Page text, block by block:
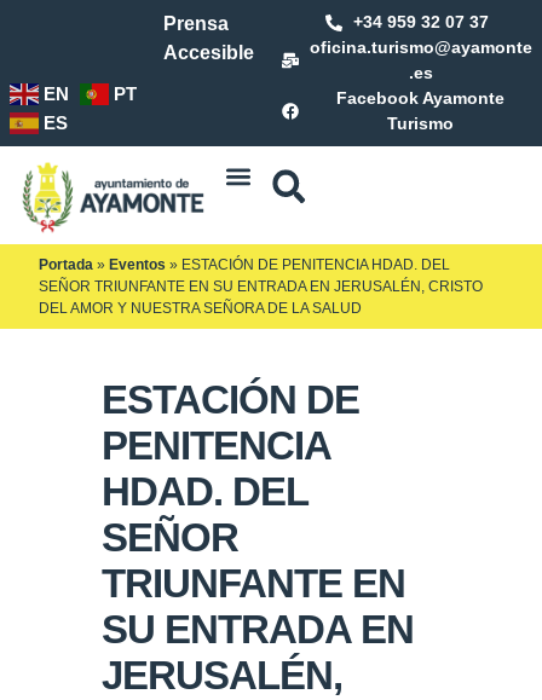
Prensa
Accesible
+34 959 32 07 37
oficina.turismo@ayamonte
.es
Facebook Ayamonte
Turismo
EN
PT
ES
Portada » Eventos » ESTACIÓN DE PENITENCIA HDAD. DEL
SEÑOR TRIUNFANTE EN SU ENTRADA EN JERUSALÉN, CRISTO
DEL AMOR Y NUESTRA SEÑORA DE LA SALUD
ESTACIÓN DE
PENITENCIA
HDAD. DEL
SEÑOR
TRIUNFANTE EN
SU ENTRADA EN
JERUSALÉN,